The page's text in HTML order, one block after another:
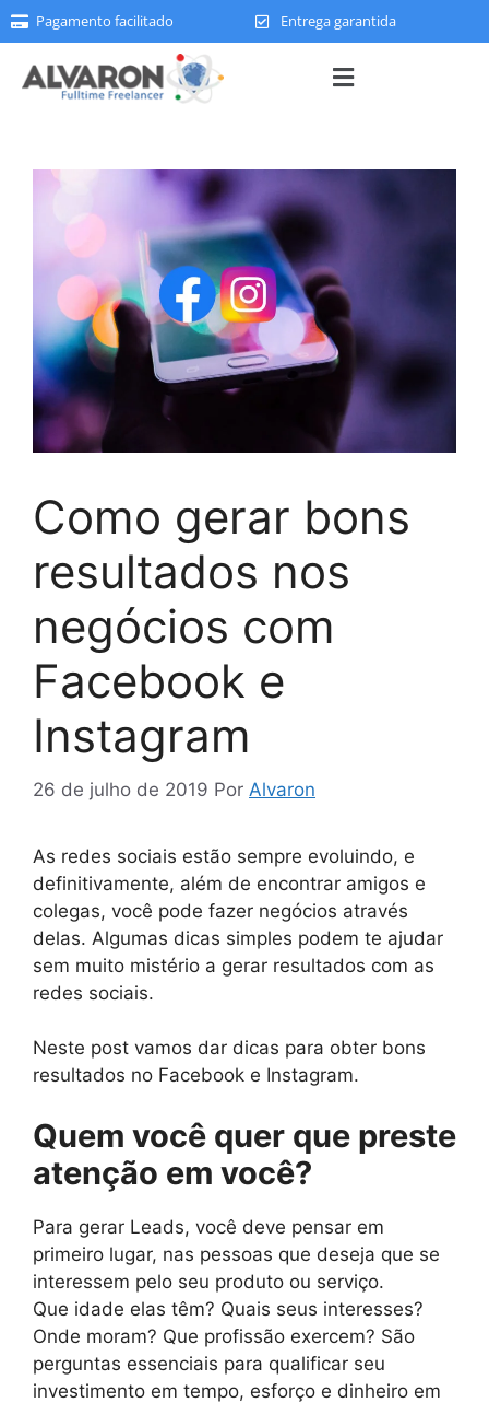
Pagamento facilitado Entrega garantida
Como gerar bons
resultados nos
negócios com
Facebook e
Instagram
26 de julho de 2019 Por Alvaron
As redes sociais estão sempre evoluindo, e
definitivamente, além de encontrar amigos e
colegas, você pode fazer negócios através
delas. Algumas dicas simples podem te ajudar
sem muito mistério a gerar resultados com as
redes sociais.
Neste post vamos dar dicas para obter bons
resultados no Facebook e Instagram.
Quem você quer que preste
atenção em você?
Para gerar Leads, você deve pensar em
primeiro lugar, nas pessoas que deseja que se
interessem pelo seu produto ou serviço.
Que idade elas têm? Quais seus interesses?
Onde moram? Que profissão exercem? São
perguntas essenciais para qualificar seu
investimento em tempo, esforço e dinheiro em